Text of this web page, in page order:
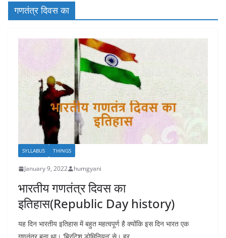
गणतंत्र दिवस का
SYLLABUS THINGS
January 9, 2022 humgyani
भारतीय गणतंत्र दिवस का
इतिहास(Republic Day history)
यह दिन भारतीय इतिहास में बहुत महत्वपूर्ण है क्योंकि इस दिन भारत एक